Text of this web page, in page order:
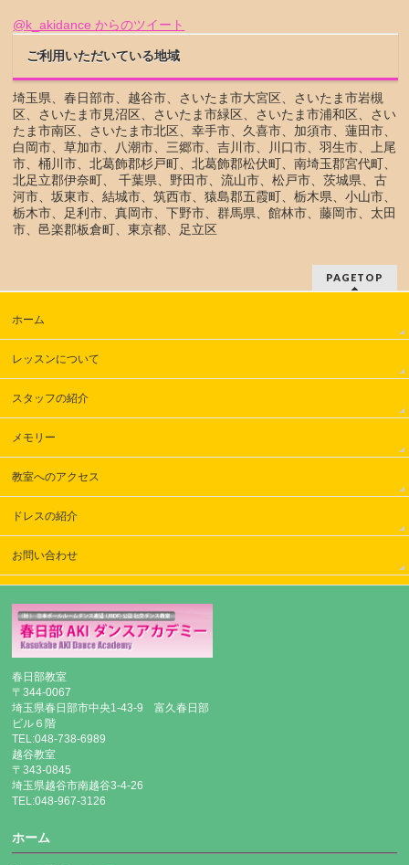
@k_akidance からのツイート
ご利用いただいている地域
埼玉県、春日部市、越谷市、さいたま市大宮区、さいたま市岩槻
区、さいたま市見沼区、さいたま市緑区、さいたま市浦和区、さい
たま市南区、さいたま市北区、幸手市、久喜市、加須市、蓮田市、
白岡市、草加市、八潮市、三郷市、吉川市、川口市、羽生市、上尾
市、桶川市、北葛飾郡杉戸町、北葛飾郡松伏町、南埼玉郡宮代町、
北足立郡伊奈町、 千葉県、野田市、流山市、松戸市、茨城県、古
河市、坂東市、結城市、筑西市、猿島郡五霞町、栃木県、小山市、
栃木市、足利市、真岡市、下野市、群馬県、館林市、藤岡市、太田
市、邑楽郡板倉町、東京都、足立区
PAGETOP
ホーム
レッスンについて
スタッフの紹介
メモリー
教室へのアクセス
ドレスの紹介
お問い合わせ
春日部教室
〒344-0067
埼玉県春日部市中央1-43-9 富久春日部
ビル６階
TEL:048-738-6989
越谷教室
〒343-0845
埼玉県越谷市南越谷3-4-26
TEL:048-967-3126
ホーム